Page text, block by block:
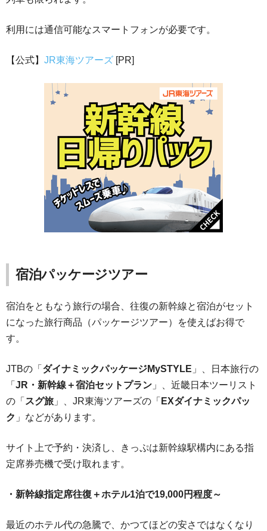
利用には通信可能なスマートフォンが必要です。
【公式】 JR東海ツアーズ [PR]
宿泊パッケージツアー
宿泊をともなう旅行の場合、往復の新幹線と宿泊がセット
になった旅行商品（パッケージツアー）を使えばお得で
す。
JTBの「 ダイナミックパッケージMySTYLE 」、日本旅行の
「 JR・新幹線＋宿泊セットプラン 」、近畿日本ツーリスト
の「 スグ旅 」、JR東海ツアーズの「 EXダイナミックパッ
ク 」などがあります。
サイト上で予約・決済し、きっぷは新幹線駅構内にある指
定席券売機で受け取れます。
・新幹線指定席往復＋ホテル1泊で19,000円程度～
最近のホテル代の急騰で、かつてほどの安さではなくなり